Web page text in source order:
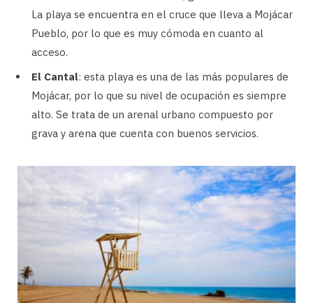
La playa se encuentra en el cruce que lleva a Mojácar
Pueblo, por lo que es muy cómoda en cuanto al
acceso.
El Cantal: esta playa es una de las más populares de
Mojácar, por lo que su nivel de ocupación es siempre
alto. Se trata de un arenal urbano compuesto por
grava y arena que cuenta con buenos servicios.